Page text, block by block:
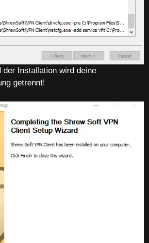
der Installation wird deine
getrennt!